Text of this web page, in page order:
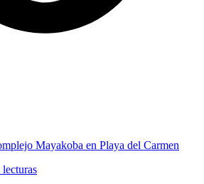
Mayakoba en Playa del Carmen
lecturas